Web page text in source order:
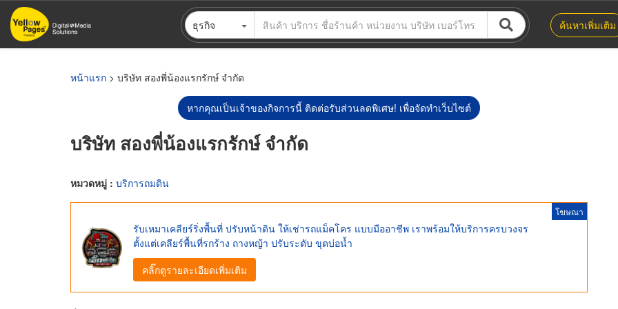
ข้าม
ไป
ธุรกิจ ค้นหาเพิ่มเติม
หน้าแรก > บริษัท สองพี่น้องแรกรักษ์ จำกัด
หากคุณเป็นเจ้าของกิจการนี้ ติดต่อรับส่วนลดพิเศษ! เพื่อจัดทำเว็บไซต์
บริษัท สองพี่น้องแรกรักษ์ จำกัด
หมวดหมู่ : บริการถมดิน
โฆษณา
รับเหมาเคลียร์ริ่งพื้นที่ ปรับหน้าดิน ให้เช่ารถแม็คโคร แบบมืออาชีพ เราพร้อมให้บริการครบวงจร
ตั้งแต่เคลียร์พื้นที่รกร้าง ถางหญ้า ปรับระดับ ขุดบ่อน้ำ
คลิ๊กดูรายละเอียดเพิ่มเติม